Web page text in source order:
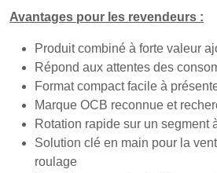
Avantages pour les revendeurs :
Produit combiné à forte valeur
Répond aux attentes des
Format compact facile à
Marque OCB reconnue et
Rotation rapide sur un segment
Solution clé en main pour la
roulage